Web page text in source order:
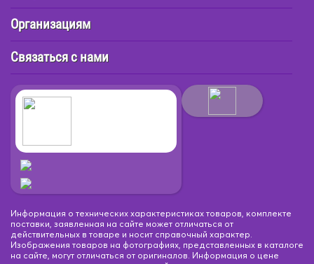
Организациям
Связаться с нами
Информация о технических характеристиках товаров, комплекте
поставки, заявленная на сайте может отличаться от
действительных в товаре и носит справочный характер.
Изображения товаров на фотографиях, представленных в каталоге
на сайте, могут отличаться от оригиналов. Информация о цене